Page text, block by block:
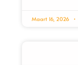
Maart 16, 2026